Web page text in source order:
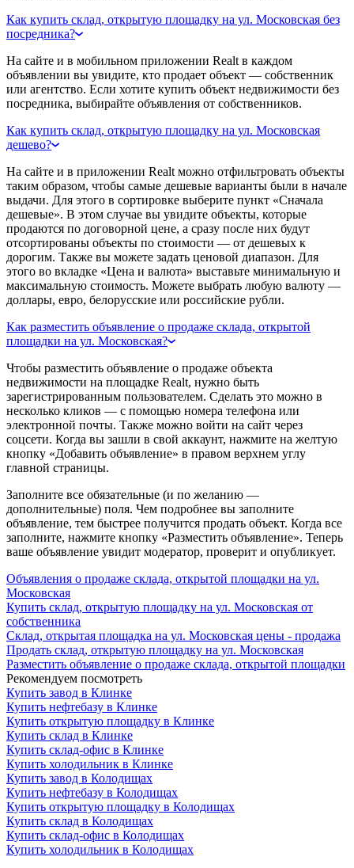
Как купить склад, открытую площадку на ул. Московская без
посредника?
На сайте и в мобильном приложении Realt в каждом
объявлении вы увидите, кто продает объект — собственник
или агентство. Если хотите купить объект недвижимости без
посредника, выбирайте объявления от собственников.
Как купить склад, открытую площадку на ул. Московская
дешево?
На сайте и в приложении Realt можно отфильтровать объекты
таким образом, чтобы самые дешевые варианты были в начале
выдачи. Для этого в сортировке выберите пункт «Сначала
дешевые». В этом случае вы увидите объекты, которые
продаются по договорной цене, а сразу после них будут
отсортированы объекты по стоимости — от дешевых к
дорогим. Также вы можете задать ценовой диапазон. Для
этого во вкладке «Цена и валюта» выставьте минимальную и
максимальную стоимость. Можете выбрать любую валюту —
доллары, евро, белорусские или российские рубли.
Как разместить объявление о продаже склада, открытой
площадки на ул. Московская?
Чтобы разместить объявление о продаже объекта
недвижимости на площадке Realt, нужно быть
зарегистрированным пользователем. Сделать это можно в
несколько кликов — с помощью номера телефона или
электронной почты. Также можно войти на сайт через
соцсети. Когда вы зашли в свой аккаунт, нажмите на желтую
кнопку «Добавить объявление» в правом верхнем углу
главной страницы.
Заполните все обязательные (и по желанию —
дополнительные) поля. Чем подробнее вы заполните
объявление, тем быстрее получится продать объект. Когда все
заполните, нажмите кнопку «Разместить объявление». Теперь
ваше объявление увидит модератор, проверит и опубликует.
Объявления о продаже склада, открытой площадки на ул.
Московская
Купить склад, открытую площадку на ул. Московская от
собственника
Склад, открытая площадка на ул. Московская цены - продажа
Продать склад, открытую площадку на ул. Московская
Разместить объявление о продаже склада, открытой площадки
Рекомендуем посмотреть
Купить завод в Клинке
Купить нефтебазу в Клинке
Купить открытую площадку в Клинке
Купить склад в Клинке
Купить склад-офис в Клинке
Купить холодильник в Клинке
Купить завод в Колодищах
Купить нефтебазу в Колодищах
Купить открытую площадку в Колодищах
Купить склад в Колодищах
Купить склад-офис в Колодищах
Купить холодильник в Колодищах